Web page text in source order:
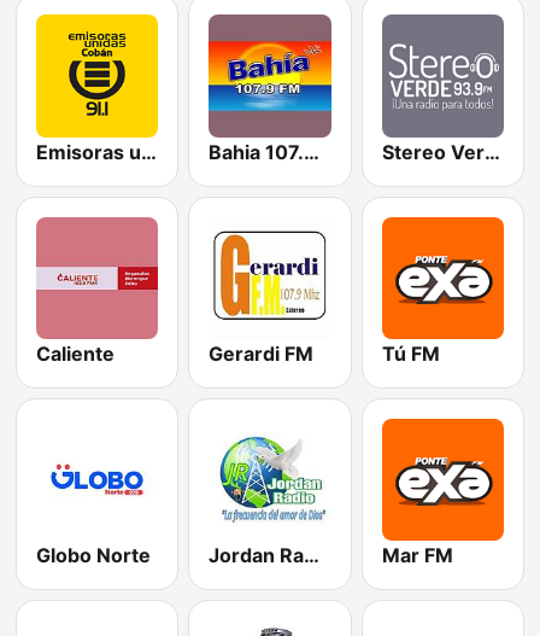
Emisoras unidas Cobán 91.1 FM Bahia 107.9 FM Stereo Verde
Caliente Gerardi FM Tú FM
Globo Norte Jordan Radio Fray Mar FM